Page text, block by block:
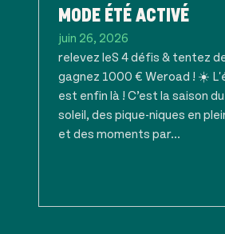
MODE ÉTÉ ACTIVÉ
juin 26, 2026
relevez leS 4 défis & tentez
gagnez 1000 € Weroad ! ☀️
est enfin là ! C’est la saison du
soleil, des pique-niques en
et des moments par...